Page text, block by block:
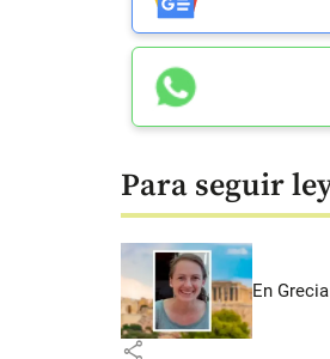
Para seguir
En
share